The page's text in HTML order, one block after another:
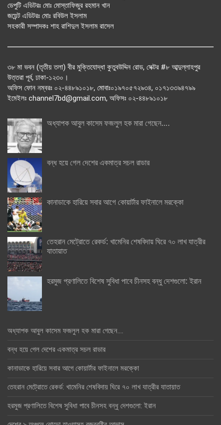
ডেপুটি এডিটরঃ মোঃ মোস্তাফিজুর রহমান খান
জয়েন্ট এডিটরঃ মোঃ রবিউল ইসলাম
সহকারী সম্পাদকঃ শাহ রাশিদুল ইসলাম রাসেল
৩৮ মা ভবন (তৃতীয় তলা) বীর মুক্তিযোদ্ধা কুতুবউদ্দিন রোড, সেক্টর #৮ আব্দুল্লাহপুর
উত্তরা পূর্ব, ঢাকা-১২৩০।
অফিস ফোন নম্বরঃ ০২-৪৪৮৯১০১৮, মোবাঃ০১৯৭০৫৭২৯৩৪, ০১৭১৩৩৯৪৭৯৯
ইমেইলঃ channel7bd@gmail.com, অফিসঃ ০২-৪৪৮৯১০১৮
অধ্যাপক আবুল কাসেম ফজলুল হক মারা গেছেন….
বন্ধ হয়ে গেল দেশের একমাত্র সচল রাডার
কানাডাকে হারিয়ে সবার আগে কোয়ার্টার ফাইনালে মরক্কো
তেহরান মেট্রোতে রেকর্ড: খামেনির শেষবিদায় ঘিরে ৭০ লাখ যাত্রীর
যাতায়াত
হরমুজ প্রণালিতে বিশেষ সুবিধা পাবে চীনসহ বন্ধু দেশগুলো: ইরান
অধ্যাপক আবুল কাসেম ফজলুল হক মারা গেছেন….
বন্ধ হয়ে গেল দেশের একমাত্র সচল রাডার
কানাডাকে হারিয়ে সবার আগে কোয়ার্টার ফাইনালে মরক্কো
তেহরান মেট্রোতে রেকর্ড: খামেনির শেষবিদায় ঘিরে ৭০ লাখ যাত্রীর যাতায়াত
হরমুজ প্রণালিতে বিশেষ সুবিধা পাবে চীনসহ বন্ধু দেশগুলো: ইরান